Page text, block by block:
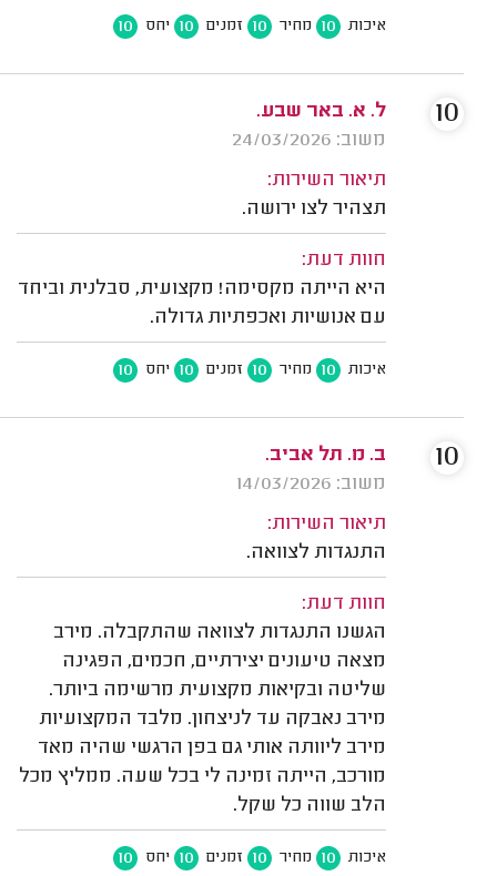
איכות 10 מחיר 10 זמנים 10 יחס 10
ל. א. באר שבע.
משוב: 24/03/2026
תיאור השירות:
תצהיר לצו ירושה.
חוות דעת:
היא הייתה מקסימה! מקצועית, סבלנית וביחד
עם אנושיות ואכפתיות גדולה.
איכות 10 מחיר 10 זמנים 10 יחס 10
10
ב. מ. תל אביב.
משוב: 14/03/2026
תיאור השירות:
התנגדות לצוואה.
חוות דעת:
הגשנו התנגדות לצוואה שהתקבלה. מירב
מצאה טיעונים יצירתיים, חכמים, הפגינה
שליטה ובקיאות מקצועית מרשימה ביותר.
מירב נאבקה עד לניצחון. מלבד המקצועיות
מירב ליוותה אותי גם בפן הרגשי שהיה מאד
מורכב, הייתה זמינה לי בכל שעה. ממליץ מכל
הלב שווה כל שקל.
איכות 10 מחיר 10 זמנים 10 יחס 10
10